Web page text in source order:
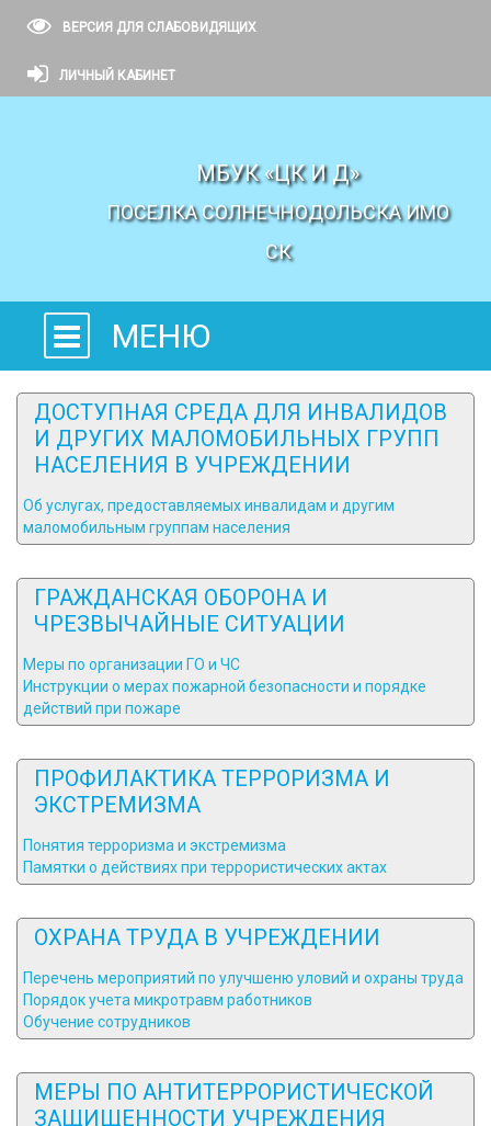
ВЕРСИЯ ДЛЯ СЛАБОВИДЯЩИХ
ЛИЧНЫЙ КАБИНЕТ
МБУК «ЦК И Д»
ПОСЕЛКА СОЛНЕЧНОДОЛЬСКА ИМО
СК
МЕНЮ
ДОСТУПНАЯ СРЕДА ДЛЯ ИНВАЛИДОВ
И ДРУГИХ МАЛОМОБИЛЬНЫХ ГРУПП
НАСЕЛЕНИЯ В УЧРЕЖДЕНИИ
Об услугах, предоставляемых инвалидам и другим
маломобильным группам населения
ГРАЖДАНСКАЯ ОБОРОНА И
ЧРЕЗВЫЧАЙНЫЕ СИТУАЦИИ
Меры по организации ГО и ЧС
Инструкции о мерах пожарной безопасности и порядке
действий при пожаре
ПРОФИЛАКТИКА ТЕРРОРИЗМА И
ЭКСТРЕМИЗМА
Понятия терроризма и экстремизма
Памятки о действиях при террористических актах
ОХРАНА ТРУДА В УЧРЕЖДЕНИИ
Перечень мероприятий по улучшеню уловий и охраны труда
Порядок учета микротравм работников
Обучение сотрудников
МЕРЫ ПО АНТИТЕРРОРИСТИЧЕСКОЙ
ЗАЩИЩЕННОСТИ УЧРЕЖДЕНИЯ